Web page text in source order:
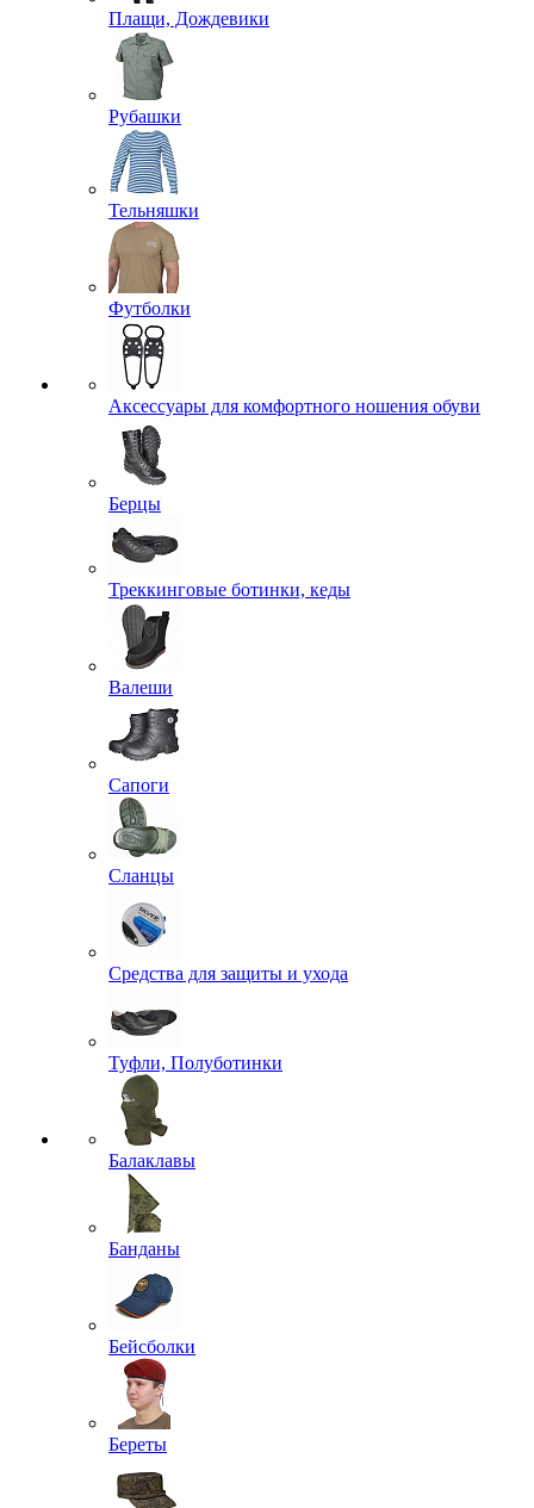
Плащи, Дождевики
Рубашки
Тельняшки
Футболки
Аксессуары для комфортного ношения обуви
Берцы
Треккинговые ботинки, кеды
Валеши
Сапоги
Сланцы
Средства для защиты и ухода
Туфли, Полуботинки
Балаклавы
Банданы
Бейсболки
Береты